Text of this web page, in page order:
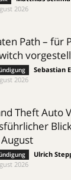
2026
Path – für
Sebastian
2026
Theft Auto
Ulrich
2026